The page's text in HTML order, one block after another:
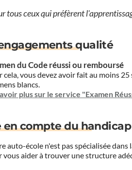
tous ceux qui préfèrent
qualité
du Code réussi ou remboursé
cela, vous devez avoir fait au moins
blancs.
plus sur le service "Examen
en compte du handicap
auto-école n'est pas spécialisée
vous aider à trouver une structure